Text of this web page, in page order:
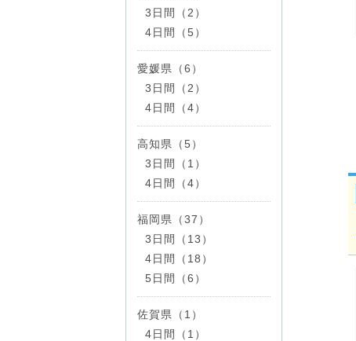
3日間（2）
4日間（5）
愛媛県（6）
3日間（2）
4日間（4）
高知県（5）
3日間（1）
4日間（4）
福岡県（37）
3日間（13）
4日間（18）
5日間（6）
佐賀県（1）
4日間（1）